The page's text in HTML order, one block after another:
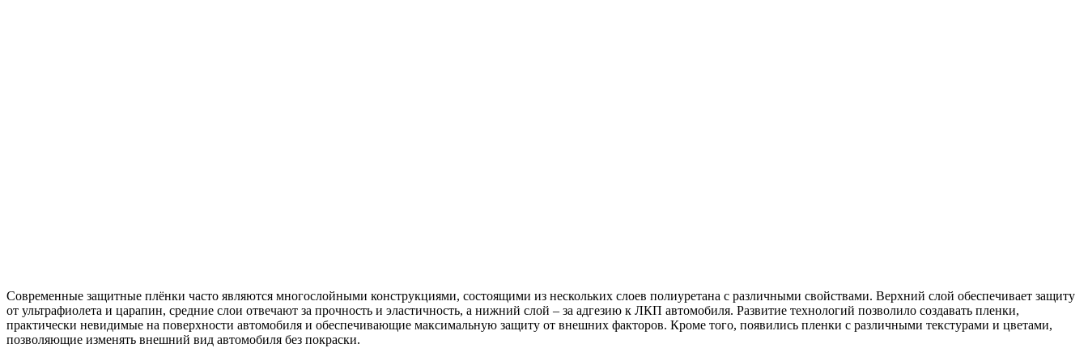
Современные защитные плёнки часто являются многослойными конструкциями, состоящими из нескольких слоев полиуретана с различными свойствами. Верхний слой обеспечивает защиту
от ультрафиолета и царапин, средние слои отвечают за прочность и эластичность, а нижний слой – за адгезию к ЛКП автомобиля. Развитие технологий позволило создавать пленки,
практически невидимые на поверхности автомобиля и обеспечивающие максимальную защиту от внешних факторов. Кроме того, появились пленки с различными текстурами и цветами,
позволяющие изменять внешний вид автомобиля без покраски.